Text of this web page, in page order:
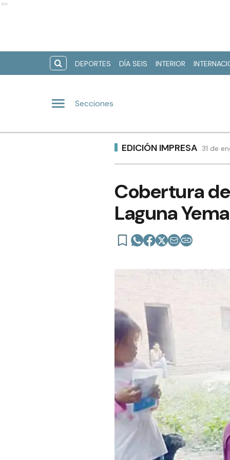
Ads
DEPORTES DÍA SEIS INTERIOR
Secciones
EDICIÓN IMPRESA 31 de
Cobertura
Laguna Yema